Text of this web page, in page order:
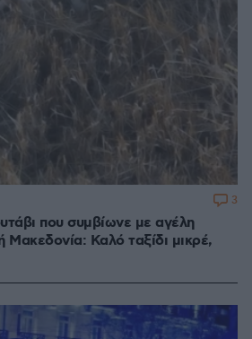
που συμβίωνε με αγέλη
Μακεδονία: Καλό ταξίδι μικρέ,
3